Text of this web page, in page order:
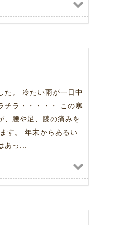
た。 冷たい雨が一日中
チラ・・・・・ この寒
、腰や足、膝の痛みを
す。 年末からあるい
あっ...